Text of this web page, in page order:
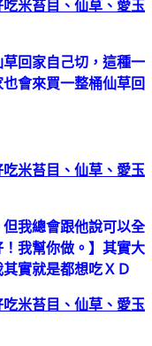
回家自己切，這種一
會來買一整桶仙草回
我總會跟他說可以全
我幫你做。】其實大
實就是都想吃ＸＤ